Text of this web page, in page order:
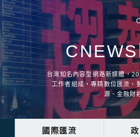
台灣知名內容型網路新媒體，
工作者組成，專精數位匯流、
源、金融財
國際匯流